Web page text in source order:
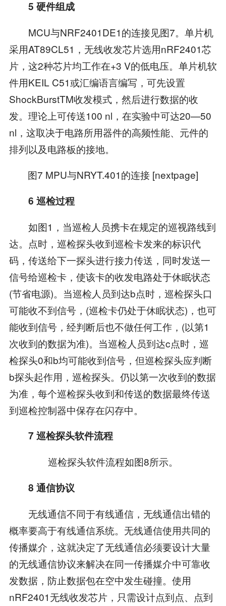
5 硬件组成
MCU与NRF2401DE1的连接见图7。单片机
采用AT89CL51，无线收发芯片选用nRF2401芯
片，这2种芯片均工作在+3 V的低电压。单片机软
件用KEIL C51或汇编语言编写，可先设置
ShockBurstTM收发模式，然后进行数据的收
发。理论上可传送100 nl，在实验中可达20—50
nl，这取决于电路所用器件的高频性能、元件的
排列以及电路板的接地。
图7 MPU与NRYT.401的连接 [nextpage]
6 巡检过程
如图1，当巡检人员携卡在规定的巡视路线到
达。点时，巡检探头收到巡检卡发来的标识代
码，传送给下一探头进行接力传送，同时发送一
信号给巡检卡，使该卡的收发电路处于休眠状态
(节省电源)。当巡检人员到达b点时，巡检探头口
可能收不到信号，(巡检卡仍处于休眠状态)，也可
能收到信号，经判断后也不做任何工作，(以第1
次收到的数据为准)。当巡检人员到达c点时，巡
检探头0和b均可能收到信号，但巡检探头应判断
b探头起作用，巡检探头。仍以第一次收到的数据
为准，每个巡检探头收到和传送的数据最终传送
到巡检控制器中保存在闪存中。
7 巡检探头软件流程
巡检探头软件流程如图8所示。
8 通信协议
无线通信不同于有线通信，无线通信出错的
概率要高于有线通信系统。无线通信使用共同的
传播媒介，这就决定了无线通信必须要设计大量
的无线通信协议来解决在同一传播媒介中可靠收
发数据，防止数据包在空中发生碰撞。使用
nRF2401无线收发芯片，只需设计点到点、点到